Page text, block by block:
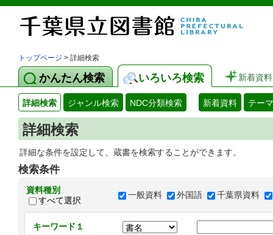
トップページ > 詳細検索
かんたん検索 いろいろ検索 新着資料
詳細検索 ジャンル検索 NDC分類検索 新着資料 テー
詳細検索
詳細な条件を設定して、蔵書を検索することができます。
検索条件
資料種別
すべて選択
一般資料 外国語 千葉県資料
キーワード１